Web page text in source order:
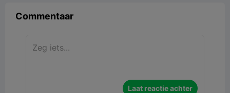
Commentaar
Laat reactie achter